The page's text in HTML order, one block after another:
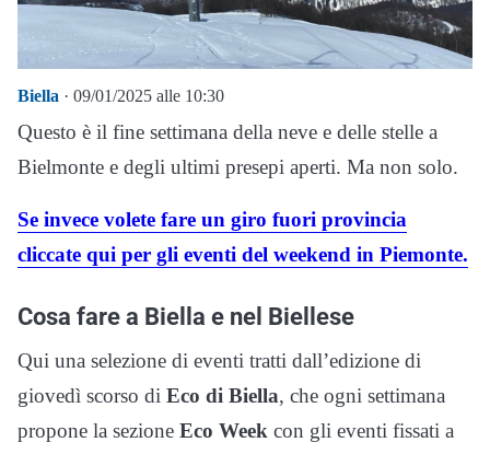
Biella · 09/01/2025 alle 10:30
Questo è il fine settimana della neve e delle stelle a
Bielmonte e degli ultimi presepi aperti. Ma non solo.
Se invece volete fare un giro fuori provincia
cliccate qui per gli eventi del weekend in Piemonte.
Cosa fare a Biella e nel Biellese
Qui una selezione di eventi tratti dall’edizione di
giovedì scorso di Eco di Biella, che ogni settimana
propone la sezione Eco Week con gli eventi fissati a